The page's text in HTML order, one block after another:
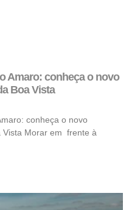
Amaro: conheça o novo
Boa Vista
conheça o novo
Vista Morar em frente à